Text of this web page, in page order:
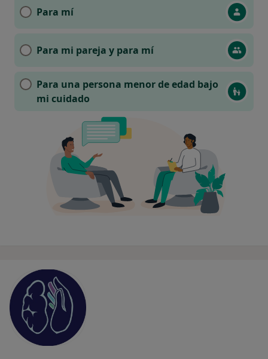
Para mí
Para mi pareja y para mí
Para una persona menor de edad bajo
mi cuidado